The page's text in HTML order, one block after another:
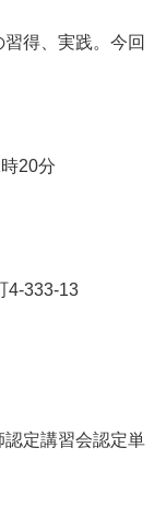
得、実践。今回
20分
4-333-13
定講習会認定単